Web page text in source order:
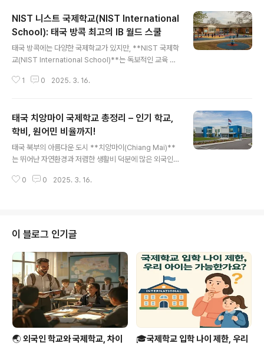
하나인 Bangkok Patana School(방콕 파타나 학교)을
소개해 드리려고 합니다. 이 학교는 1957년에 설립된 태
국 내 가장 오래된 영국식 커리큘럼 국제학교로, 전 세계 6
0개국 이상의 학생들이 함께 배우는 다문화 환경을 제공합
니다. 오늘 이 글에서는 학교의 특징, 교육 과정, 학비, 입학
절차 등 Bangkok Patana Schoo..
NIST 니스트 국제학교(NIST International
School): 태국 방콕 최고의 IB 월드 스쿨
태국 방콕에는 다양한 국제학교가 있지만, **NIST 국제학
교(NIST International School)**는 독보적인 교육 수
에 설립된 이 학교는 태국 최초로 IB(International Bacc
통해 세계적인 리더를 양성하는 것을 목표로 하고 있습니
다.📌 NIST 국제학교 공식 홈페이지 → NIST Internatio
nal School NIST INTERNATIONAL SCHOOL in Ba
ngkok, ThailandAs the first and only full, not-for
1 0 2025. 3. 16.
태국 치앙마이 국제학교 총정리 – 인기 학교,
학비, 원어민 비율까지!
태국 북부의 아름다운 도시 **치앙마이(Chiang Mai)**
는 뛰어난 자연환경과 저렴한 생활비 덕분에 많은 외국인
있어 한국인, 유럽인, 미국인 가정의 자녀 교육지로도 각광
는 부모님이라면 꼭 끝까지 읽어보세요! 치앙마이 국제학
교가 인기 있는 이유많은 학부모들이 자녀의 국제학교 교
육을 위해 치앙마이를 선택하는 이유는 다음과 같습니다.1.
비교적 낮은 학비태국 내 수도인 방콕과 비교하면 치앙마
이 국제학교의 학비는 상대적으로 저렴합니다. 방콕의 유
명 국제학교는 연간 3,000~4,500..
0 0 2025. 3. 16.
이 블로그 인기글
🌏 외국인 학교와 국제학교, 차이
🎓국제학교 입학 나이 제한, 우리